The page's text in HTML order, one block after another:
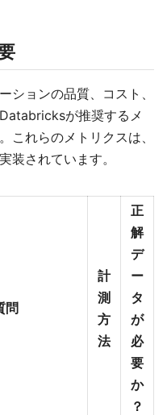
ションの品質、コスト、
が推奨するメ
これらのメトリクスは、
装されています。
問
計
測
方
法
正
解
デ
ー
タ
が
必
要
か
？